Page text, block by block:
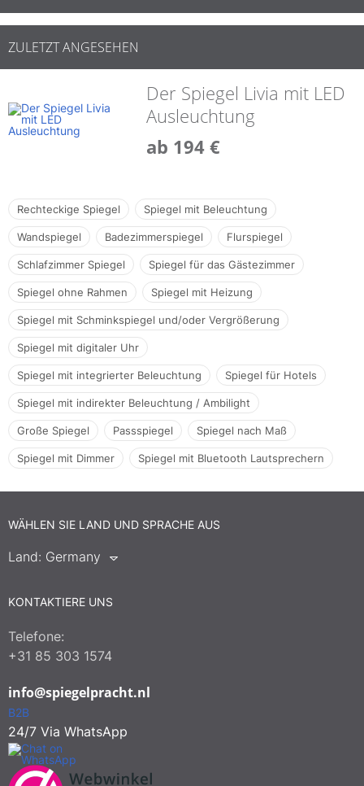
ZULETZT ANGESEHEN
Der Spiegel Livia mit LED
Ausleuchtung
ab 194 €
Rechteckige Spiegel Spiegel mit Beleuchtung
Wandspiegel Badezimmerspiegel Flurspiegel
Schlafzimmer Spiegel Spiegel für das Gästezimmer
Spiegel ohne Rahmen Spiegel mit Heizung
Spiegel mit Schminkspiegel und/oder Vergrößerung
Spiegel mit digitaler Uhr
Spiegel mit integrierter Beleuchtung Spiegel für Hotels
Spiegel mit indirekter Beleuchtung / Ambilight
Große Spiegel Passspiegel Spiegel nach Maß
Spiegel mit Dimmer Spiegel mit Bluetooth Lautsprechern
WÄHLEN SIE LAND UND SPRACHE AUS
Land: Germany
KONTAKTIERE UNS
Telefone:
+31 85 303 1574
info@spiegelpracht.nl
B2B
24/7 Via WhatsApp